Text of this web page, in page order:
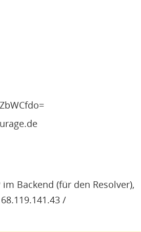
Backend (für den Resolver),
/